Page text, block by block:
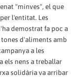
"minves", el que
l'entitat. Les
demostrat fa poc a
d'aliments amb
a les
els nens a treballar
solidària va arribar